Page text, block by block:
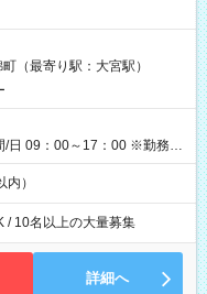
1週間ほどで給与の一部を受け
（休憩1時間） 時給1,300円
日の役割により時給＋100
（休憩なし） 時給1,300
円＋交通費 【試用期
（最寄り駅：大宮駅）
/日 09：00～17：00 ※勤務時
）
/ 10名以上の大量募集
詳細へ